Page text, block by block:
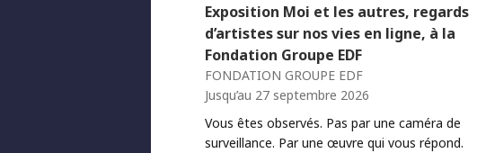
Exposition Moi et les autres, regards
d’artistes sur nos vies en ligne, à la
Fondation Groupe EDF
FONDATION GROUPE EDF
Jusqu’au 27 septembre 2026
Vous êtes observés. Pas par une caméra de
surveillance. Par une œuvre qui vous répond.